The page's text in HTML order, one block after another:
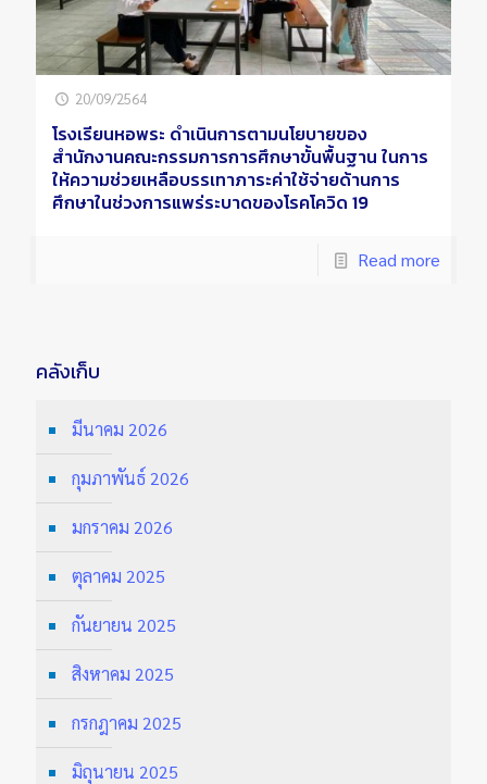
20/09/2564
โรงเรียนหอพระ ดำเนินการตามนโยบายของ
สำนักงานคณะกรรมการการศึกษาขั้นพื้นฐาน ในการ
ให้ความช่วยเหลือบรรเทาภาระค่าใช้จ่ายด้านการ
ศึกษาในช่วงการแพร่ระบาดของโรคโควิด 19
Read more
คลังเก็บ
มีนาคม 2026
กุมภาพันธ์ 2026
มกราคม 2026
ตุลาคม 2025
กันยายน 2025
สิงหาคม 2025
กรกฎาคม 2025
มิถุนายน 2025